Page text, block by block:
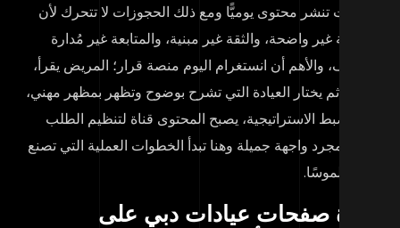
تنشر محتوى يوميًّا ومع ذلك الحجوزات لا تتحرك لأن
غير واضحة، والثقة غير مبنية، والمتابعة غير مُدارة
والأهم أن انستغرام اليوم منصة قرار؛ المريض يقرأ،
ثم يختار العيادة التي تشرح بوضوح وتظهر بمظهر مهني،
ضبط الاستراتيجية، يصبح المحتوى قناة لتنظيم الطلب
مجرد واجهة جميلة وهنا تبدأ الخطوات العملية التي تصنع
ملموسًا.
صفحات عيادات دبي على